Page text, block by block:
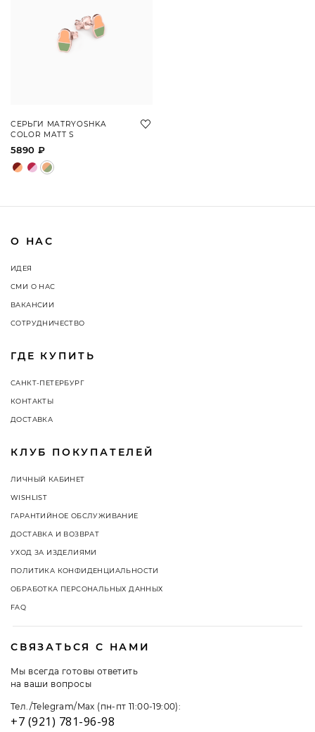
СЕРЬГИ MATRYOSHKA
COLOR MATT S
5890 ₽
О НАС
ИДЕЯ
СМИ О НАС
ВАКАНСИИ
СОТРУДНИЧЕСТВО
ГДЕ КУПИТЬ
САНКТ-ПЕТЕРБУРГ
КОНТАКТЫ
ДОСТАВКА
КЛУБ ПОКУПАТЕЛЕЙ
ЛИЧНЫЙ КАБИНЕТ
WISHLIST
ГАРАНТИЙНОЕ ОБСЛУЖИВАНИЕ
ДОСТАВКА И ВОЗВРАТ
УХОД ЗА ИЗДЕЛИЯМИ
ПОЛИТИКА КОНФИДЕНЦИАЛЬНОСТИ
ОБРАБОТКА ПЕРСОНАЛЬНЫХ ДАННЫХ
FAQ
СВЯЗАТЬСЯ С НАМИ
Мы всегда готовы ответить
на ваши вопросы
Тел./Telegram/Max (пн-пт 11:00-19:00):
+7 (921) 781-96-98